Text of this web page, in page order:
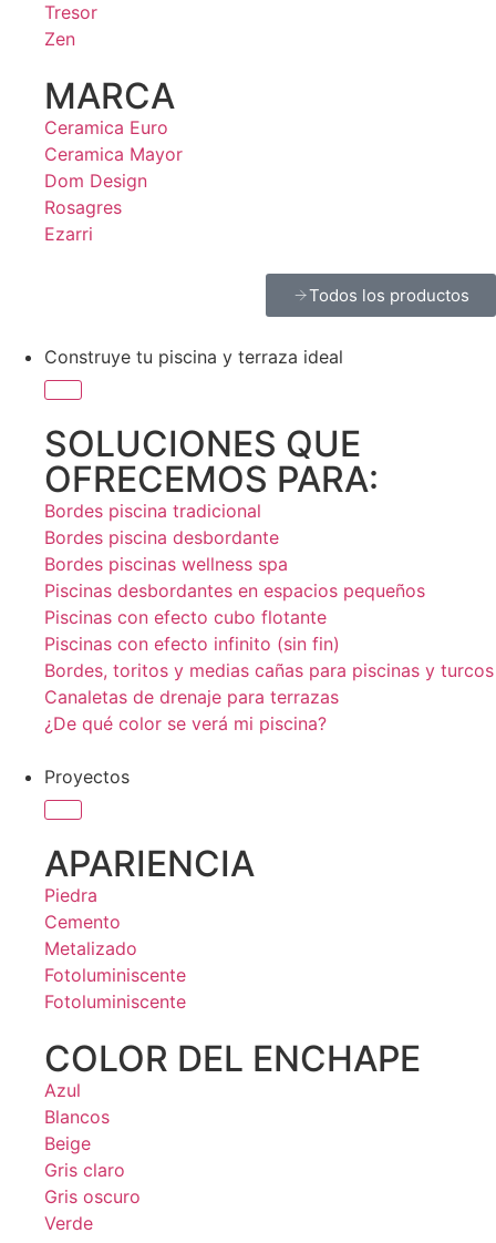
Tresor
Zen
MARCA
Ceramica Euro
Ceramica Mayor
Dom Design
Rosagres
Ezarri
Todos los productos
Construye tu piscina y terraza ideal
SOLUCIONES QUE
OFRECEMOS PARA:
Bordes piscina tradicional
Bordes piscina desbordante
Bordes piscinas wellness spa
Piscinas desbordantes en espacios pequeños
Piscinas con efecto cubo flotante
Piscinas con efecto infinito (sin fin)
Bordes, toritos y medias cañas para piscinas y turcos
Canaletas de drenaje para terrazas
¿De qué color se verá mi piscina?
Proyectos
APARIENCIA
Piedra
Cemento
Metalizado
Fotoluminiscente
Fotoluminiscente
COLOR DEL ENCHAPE
Azul
Blancos
Beige
Gris claro
Gris oscuro
Verde